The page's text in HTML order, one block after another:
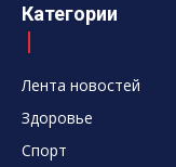
Категории
Лента новостей
Здоровье
Спорт